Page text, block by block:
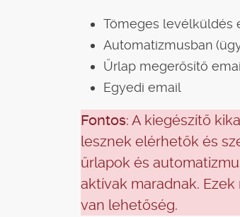
Tömeges levélküldés
Automatizmusban
Űrlap megerősítő
Egyedi email
Fontos: A kiegészítő
lesznek elérhetők és
űrlapok és
aktívak maradnak.
van lehetőség.